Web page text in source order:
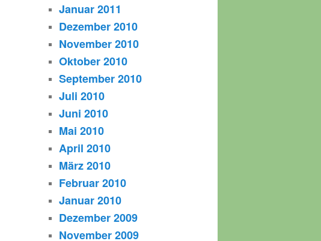
Januar 2011
Dezember 2010
November 2010
Oktober 2010
September 2010
Juli 2010
Juni 2010
Mai 2010
April 2010
März 2010
Februar 2010
Januar 2010
Dezember 2009
November 2009